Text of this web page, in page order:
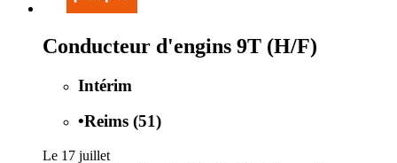
Conducteur d'engins 9T (H/F)
Intérim
•Reims (51)
Le 17 juillet